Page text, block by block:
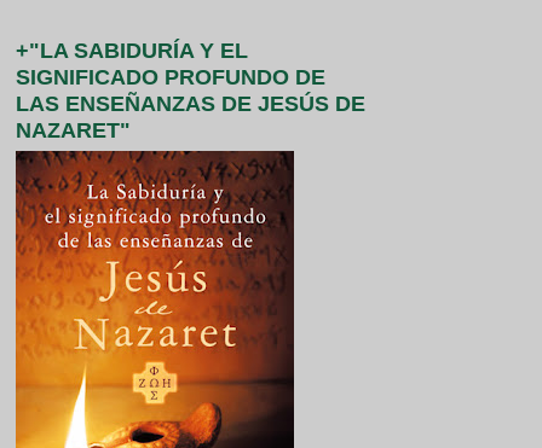
+"LA SABIDURÍA Y EL
SIGNIFICADO PROFUNDO DE
LAS ENSEÑANZAS DE JESÚS DE
NAZARET"